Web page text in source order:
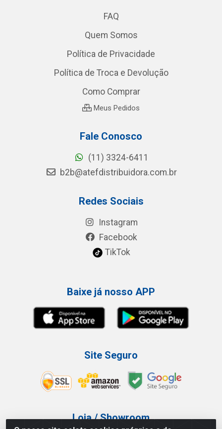
FAQ
Quem Somos
Política de Privacidade
Política de Troca e Devolução
Como Comprar
Meus Pedidos
Fale Conosco
(11) 3324-6411
b2b@atefdistribuidora.com.br
Redes Sociais
Instagram
Facebook
TikTok
Baixe já nosso APP
Site Seguro
Loja / Showroom